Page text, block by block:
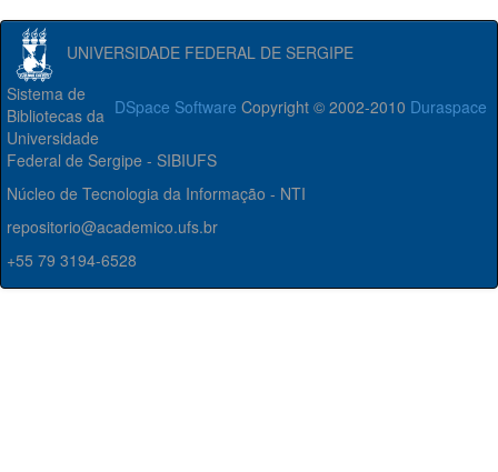
UNIVERSIDADE FEDERAL DE SERGIPE
DSpace Software Copyright © 2002-2010 Duraspace
Sistema de
Bibliotecas da
Universidade
Federal de Sergipe - SIBIUFS
Núcleo de Tecnologia da Informação - NTI
repositorio@academico.ufs.br
+55 79 3194-6528